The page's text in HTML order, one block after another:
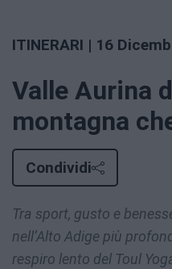
ITINERARI | 16
Valle Aurina
montagna
Condividi
Tra sport, gusto e
nell’Alto Adige più
respiro lento del Toul